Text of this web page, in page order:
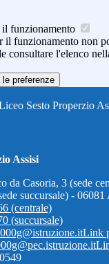
il funzionamento
il funzionamento non
consultare l'elenco
le preferenze
Sesto Properzio
Assisi
da Casoria, 3 (sede
succursale) -
(centrale)
(succursale)
Link